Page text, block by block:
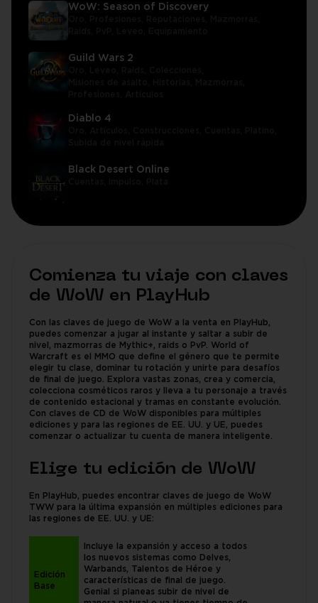
WoW: Season of Discovery
Guild Wars 2
Diablo 4
Black Desert Online
Comienza tu viaje con claves
de WoW en PlayHub
Con las claves de juego de WoW a la venta en PlayHub,
puedes comenzar a jugar al instante y saltar a subir de
nivel, mazmorras de Mythic+, raids o PvP. World of
Warcraft es el MMO que define el género que te permite
elegir tu clase, dominar tu rotación y unirte para desafíos
de final de juego. Explora vastas zonas, crea y comercia,
colecciona cosméticos raros y lleva a tu personaje a través
de contenido estacional y tramas en constante evolución.
Con claves de CD de WoW disponibles para múltiples
ediciones y para las regiones de EE. UU. y UE, puedes
comenzar o actualizar tu cuenta de manera inteligente.
Elige tu edición de WoW
En PlayHub, puedes encontrar claves de juego de WoW
TWW para la última expansión en múltiples ediciones para
las regiones de EE. UU. y UE:
Edición
Base
Incluye la expansión y acceso a todos
los nuevos sistemas como Delves,
Warbands, Talentos de Héroe y
características de final de juego.
Genial si planeas subir de nivel de